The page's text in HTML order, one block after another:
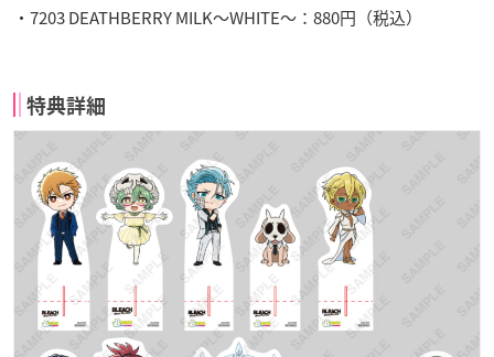
・7203 DEATHBERRY MILK～WHITE～：880円（税込）
特典詳細